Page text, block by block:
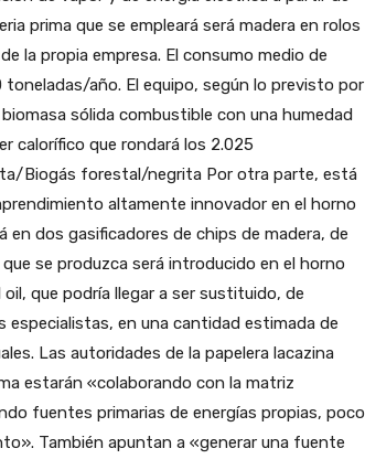
prima que se empleará será madera en rolos
la propia empresa. El consumo medio de
año. El equipo, según lo previsto por
sólida combustible con una humedad
calorífico que rondará los 2.025
Biogás forestal/negrita Por otra parte, está
altamente innovador en el horno
en dos gasificadores de chips de madera, de
se produzca será introducido en el horno
que podría llegar a ser sustituido, de
especialistas, en una cantidad estimada de
Las autoridades de la papelera lacazina
estarán «colaborando con la matriz
fuentes primarias de energías propias, poco
También apuntan a «generar una fuente